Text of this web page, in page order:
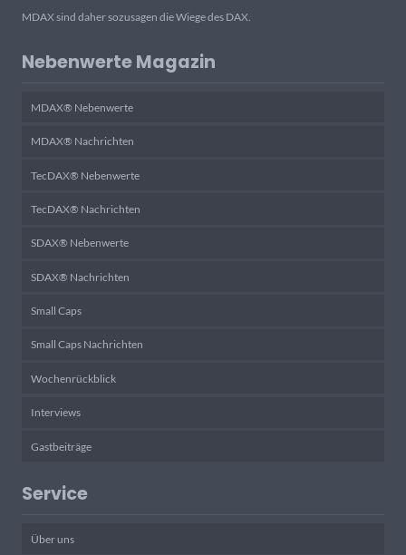
MDAX sind daher sozusagen die Wiege des DAX.
Nebenwerte Magazin
MDAX® Nebenwerte
MDAX® Nachrichten
TecDAX® Nebenwerte
TecDAX® Nachrichten
SDAX® Nebenwerte
SDAX® Nachrichten
Small Caps
Small Caps Nachrichten
Wochenrückblick
Interviews
Gastbeiträge
Service
Über uns